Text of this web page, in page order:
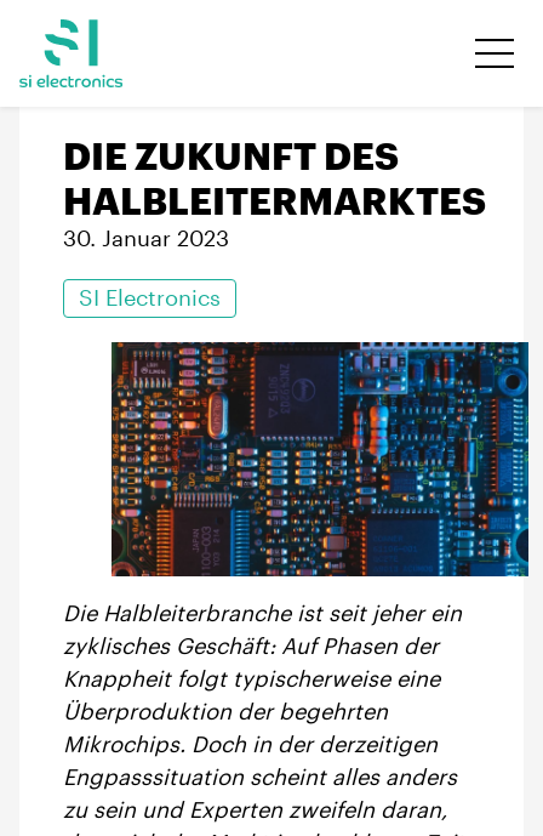
DIE ZUKUNFT DES
HALBLEITERMARKTES
30. Januar 2023
SI Electronics
Die Halbleiterbranche ist seit jeher ein
zyklisches Geschäft: Auf Phasen der
Knappheit folgt typischerweise eine
Überproduktion der begehrten
Mikrochips. Doch in der derzeitigen
Engpasssituation scheint alles anders
zu sein und Experten zweifeln daran,